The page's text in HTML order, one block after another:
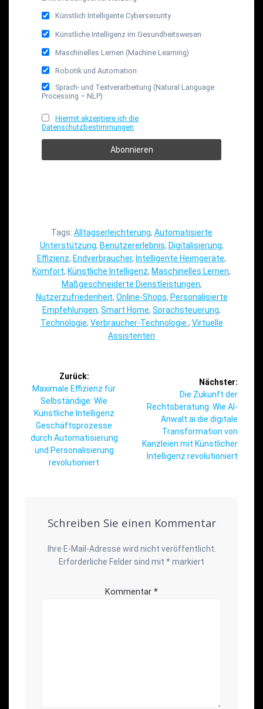
Künstlich Intelligente Cybersecurity
Künstliche Intelligenz im Gesundheitswesen
Maschinelles Lernen (Machine Learning)
Robotik und Automation
Sprach- und Textverarbeitung (Natural Language
Processing – NLP)
Hiermit akzeptiere ich die
Datenschutzbestimmungen
Tags: Alltagserleichterung, Automatisierte
Unterstützung, Benutzererlebnis, Digitalisierung,
Effizienz, Endverbraucher, Intelligente Heimgeräte,
Komfort, Künstliche Intelligenz, Maschinelles Lernen,
Maßgeschneiderte Dienstleistungen,
Nutzerzufriedenheit, Online-Shops, Personalisierte
Empfehlungen, Smart Home, Sprachsteuerung,
Technologie, Verbraucher-Technologie. , Virtuelle
Assistenten
Beitragsnavigation
Zurück:
Vorheriger
Beitrag:
Maximale Effizienz für
Selbständige: Wie
Künstliche Intelligenz
Geschäftsprozesse
durch Automatisierung
und Personalisierung
revolutioniert
Nächster:
Nächster
Beitrag:
Die Zukunft der
Rechtsberatung: Wie AI-
Anwalt.ai die digitale
Transformation von
Kanzleien mit Künstlicher
Intelligenz revolutioniert
Schreiben Sie einen Kommentar
Ihre E-Mail-Adresse wird nicht veröffentlicht.
Erforderliche Felder sind mit *markiert
Kommentar *